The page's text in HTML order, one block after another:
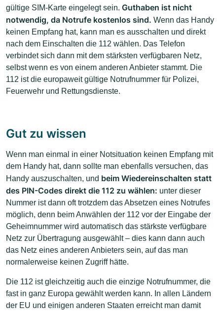
gültige SIM-Karte eingelegt sein. Guthaben ist nicht
notwendig, da Notrufe kostenlos sind. Wenn das Handy
keinen Empfang hat, kann man es ausschalten und direkt
nach dem Einschalten die 112 wählen. Das Telefon
verbindet sich dann mit dem stärksten verfügbaren Netz,
selbst wenn es von einem anderen Anbieter stammt. Die
112 ist die europaweit gültige Notrufnummer für Polizei,
Feuerwehr und Rettungsdienste.
Gut zu wissen
Wenn man einmal in einer Notsituation keinen Empfang mit
dem Handy hat, dann sollte man ebenfalls versuchen, das
Handy auszuschalten, und beim Wiedereinschalten statt
des PIN-Codes direkt die 112 zu wählen: unter dieser
Nummer ist dann oft trotzdem das Absetzen eines Notrufes
möglich, denn beim Anwählen der 112 vor der Eingabe der
Geheimnummer wird automatisch das stärkste verfügbare
Netz zur Übertragung ausgewählt – dies kann dann auch
das Netz eines anderen Anbieters sein, auf das man
normalerweise keinen Zugriff hätte.
Die 112 ist gleichzeitig auch die einzige Notrufnummer, die
fast in ganz Europa gewählt werden kann. In allen Ländern
der EU und einigen anderen Staaten erreicht man damit